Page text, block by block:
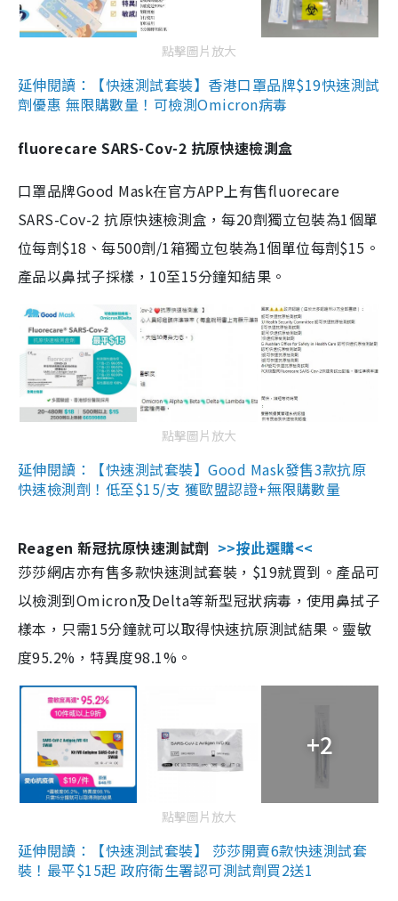
點擊圖片放大
延伸閱讀：【快速測試套裝】香港口罩品牌$19快速測試
劑優惠 無限購數量！可檢測Omicron病毒
fluorecare SARS-Cov-2 抗原快速檢測盒
口罩品牌Good Mask在官方APP上有售fluorecare
SARS-Cov-2 抗原快速檢測盒，每20劑獨立包裝為1個單
位每劑$18、每500劑/1箱獨立包裝為1個單位每劑$15。
產品以鼻拭子採樣，10至15分鐘知結果。
點擊圖片放大
延伸閱讀：【快速測試套裝】Good Mask發售3款抗原
快速檢測劑！低至$15/支 獲歐盟認證+無限購數量
Reagen 新冠抗原快速測試劑 >>按此選購<<
莎莎網店亦有售多款快速測試套裝，$19就買到。產品可
以檢測到Omicron及Delta等新型冠狀病毒，使用鼻拭子
樣本，只需15分鐘就可以取得快速抗原測試結果。靈敏
度95.2%，特異度98.1%。
+2
點擊圖片放大
延伸閱讀：【快速測試套裝】 莎莎開賣6款快速測試套
裝！最平$15起 政府衛生署認可測試劑買2送1